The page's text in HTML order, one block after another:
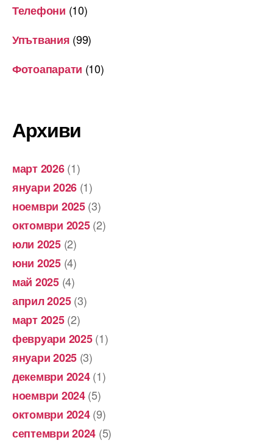
Телефони (10)
Упътвания (99)
Фотоапарати (10)
Архиви
март 2026(1)
януари 2026 (1)
ноември 2025(3)
октомври 2025(2)
юли 2025(2)
юни 2025(4)
май 2025(4)
април 2025(3)
март 2025(2)
февруари 2025(1)
януари 2025 (3)
декември 2024(1)
ноември 2024(5)
октомври 2024(9)
септември 2024 (5)